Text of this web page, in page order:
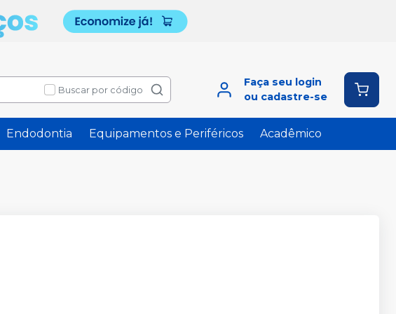
Buscar por código
Faça seu login
ou cadastre-se
Endodontia Equipamentos e Periféricos Acadêmico